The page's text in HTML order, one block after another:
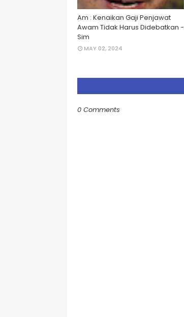
Am : Kenaikan Gaji Penjawat
Awam Tidak Harus Didebatkan -
Sim
MAY 02, 2024
0 Comments